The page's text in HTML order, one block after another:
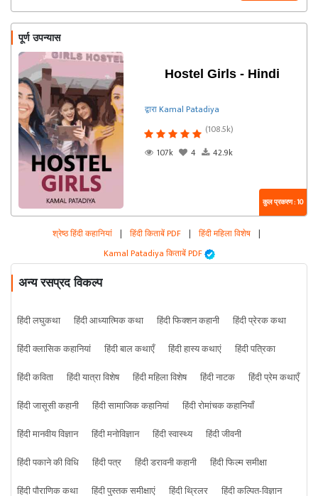
पूर्ण उपन्यास
Hostel Girls - Hindi
द्वारा Kamal Patadiya
(108.5k)
107k
4 42.9k
कुल प्रकरण : 10
श्रेष्ठ हिंदी कहानियां | हिंदी किताबें PDF | हिंदी महिला विशेष |
Kamal Patadiya किताबें PDF
अन्य रसप्रद विकल्प
हिंदी लघुकथा हिंदी आध्यात्मिक कथा हिंदी फिक्शन कहानी
हिंदी प्रेरक कथा
हिंदी क्लासिक कहानियां
हिंदी बाल कथाएँ हिंदी हास्य कथाएं
हिंदी पत्रिका
हिंदी कविता
हिंदी यात्रा विशेष हिंदी महिला विशेष हिंदी नाटक
हिंदी प्रेम कथाएँ
हिंदी जासूसी कहानी
हिंदी सामाजिक कहानियां
हिंदी रोमांचक कहानियाँ
हिंदी मानवीय विज्ञान
हिंदी मनोविज्ञान हिंदी स्वास्थ्य
हिंदी जीवनी
हिंदी पकाने की विधि
हिंदी पत्र हिंदी डरावनी कहानी
हिंदी फिल्म समीक्षा
हिंदी पौराणिक कथा
हिंदी पुस्तक समीक्षाएं हिंदी थ्रिलर हिंदी कल्पित-विज्ञान